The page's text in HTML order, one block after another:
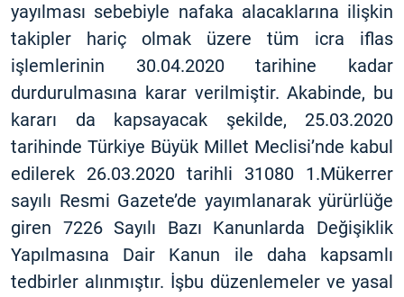
yayılması sebebiyle nafaka alacaklarına ilişkin
takipler hariç olmak üzere tüm icra iflas
işlemlerinin 30.04.2020 tarihine kadar
durdurulmasına karar verilmiştir. Akabinde, bu
kararı da kapsayacak şekilde, 25.03.2020
tarihinde Türkiye Büyük Millet Meclisi’nde kabul
edilerek 26.03.2020 tarihli 31080 1.Mükerrer
sayılı Resmi Gazete’de yayımlanarak yürürlüğe
giren 7226 Sayılı Bazı Kanunlarda Değişiklik
Yapılmasına Dair Kanun ile daha kapsamlı
tedbirler alınmıştır. İşbu düzenlemeler ve yasal